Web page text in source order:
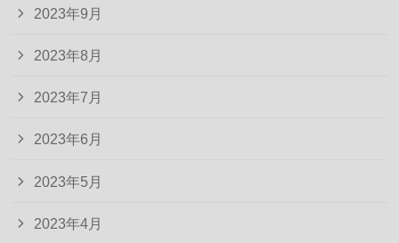
2023年9月
2023年8月
2023年7月
2023年6月
2023年5月
2023年4月